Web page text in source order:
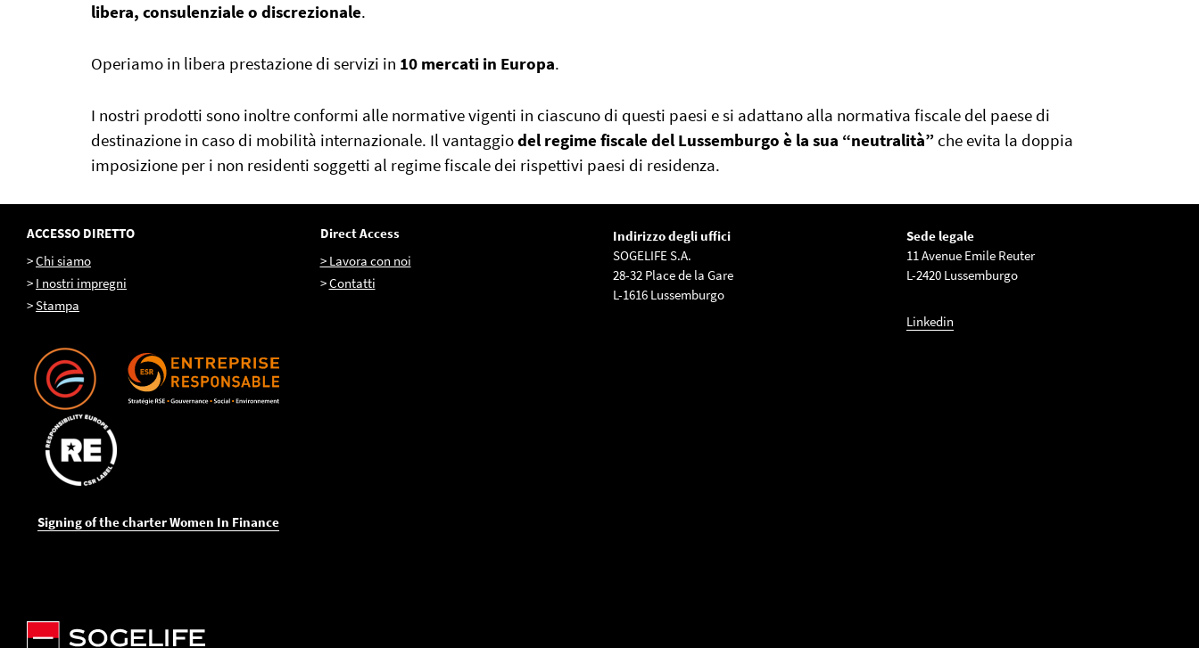
libera, consulenziale o discrezionale.
Operiamo in libera prestazione di servizi in 10 mercati in Europa.
I nostri prodotti sono inoltre conformi alle normative vigenti in ciascuno di questi paesi e si adattano alla normativa fiscale del paese di
destinazione in caso di mobilità internazionale. Il vantaggiodel regime fiscale del Lussemburgo è la sua “neutralità”che evita la doppia
imposizione per i non residenti soggetti al regime fiscale dei rispettivi paesi di residenza.
ACCESSO DIRETTO
>Chi siamo
> I nostri impregni
>Stampa
Signing of the charter Women In Finance
Direct Access
> Lavora con noi
>Contatti
Indirizzo degli uffici
SOGELIFE S.A.
28-32 Place de la Gare
L-1616 Lussemburgo
Sede legale
11 Avenue Emile Reuter
L-2420 Lussemburgo
Linkedin